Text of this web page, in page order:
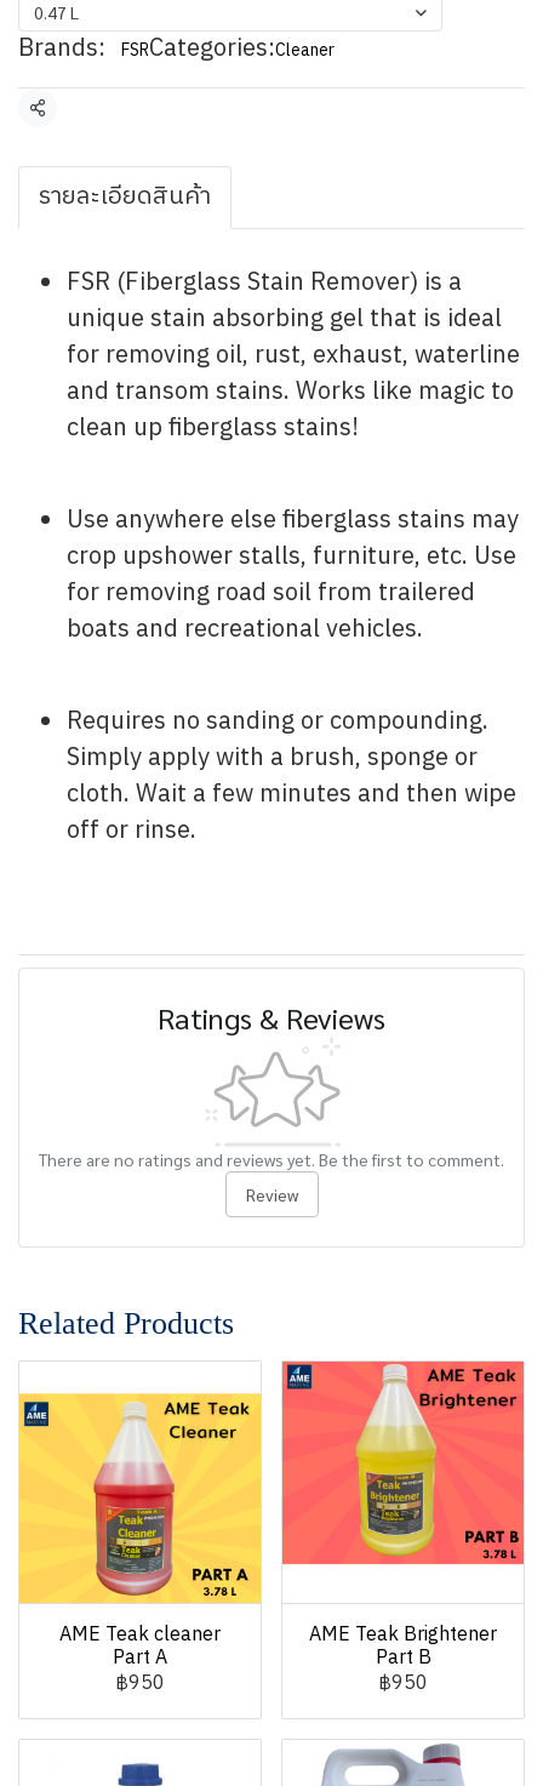
0.47 L
Brands: FSRCategories:Cleaner
Share
รายละเอียดสินค้า
FSR (Fiberglass Stain Remover) is a
unique stain absorbing gel that is ideal
for removing oil, rust, exhaust, waterline
and transom stains. Works like magic to
clean up fiberglass stains!
Use anywhere else fiberglass stains may
crop upshower stalls, furniture, etc. Use
for removing road soil from trailered
boats and recreational vehicles.
Requires no sanding or compounding.
Simply apply with a brush, sponge or
cloth. Wait a few minutes and then wipe
off or rinse.
Ratings & Reviews
There are no ratings and reviews yet. Be the first to comment.
Review
Related Products
AME Teak cleaner
Part A
฿950
AME Teak Brightener
Part B
฿950